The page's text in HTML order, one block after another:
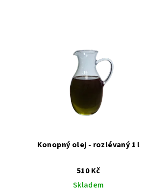
Konopný olej - rozlévaný 1 l
510 Kč
Skladem